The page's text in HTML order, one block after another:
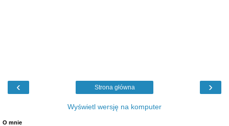
‹ ›
Strona główna
Wyświetl wersję na komputer
O mnie